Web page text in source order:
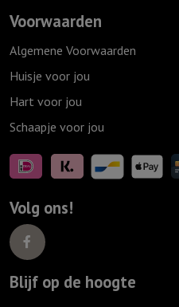
Voorwaarden
Algemene Voorwaarden
Huisje voor jou
Hart voor jou
Schaapje voor jou
Volg ons!
Blijf op de hoogte